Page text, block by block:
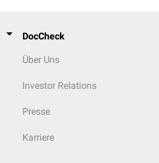
DocCheck
Über Uns
Investor Relations
Presse
Karriere